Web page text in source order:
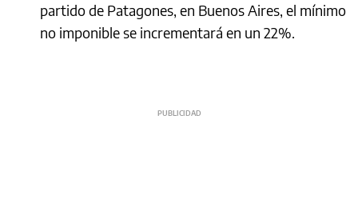
partido de Patagones, en Buenos Aires, el mínimo
no imponible se incrementará en un 22%.